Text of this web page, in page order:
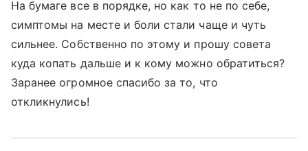
На бумаге все в порядке, но как то не по себе,
симптомы на месте и боли стали чаще и чуть
сильнее. Собственно по этому и прошу совета
куда копать дальше и к кому можно обратиться?
Заранее огромное спасибо за то, что
откликнулись!